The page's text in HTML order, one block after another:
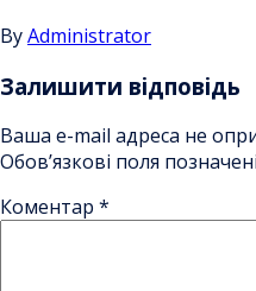
ByAdministrator
Залишити відповідь
Ваша e-mail адреса не
Обов’язкові поля позначені
Коментар *